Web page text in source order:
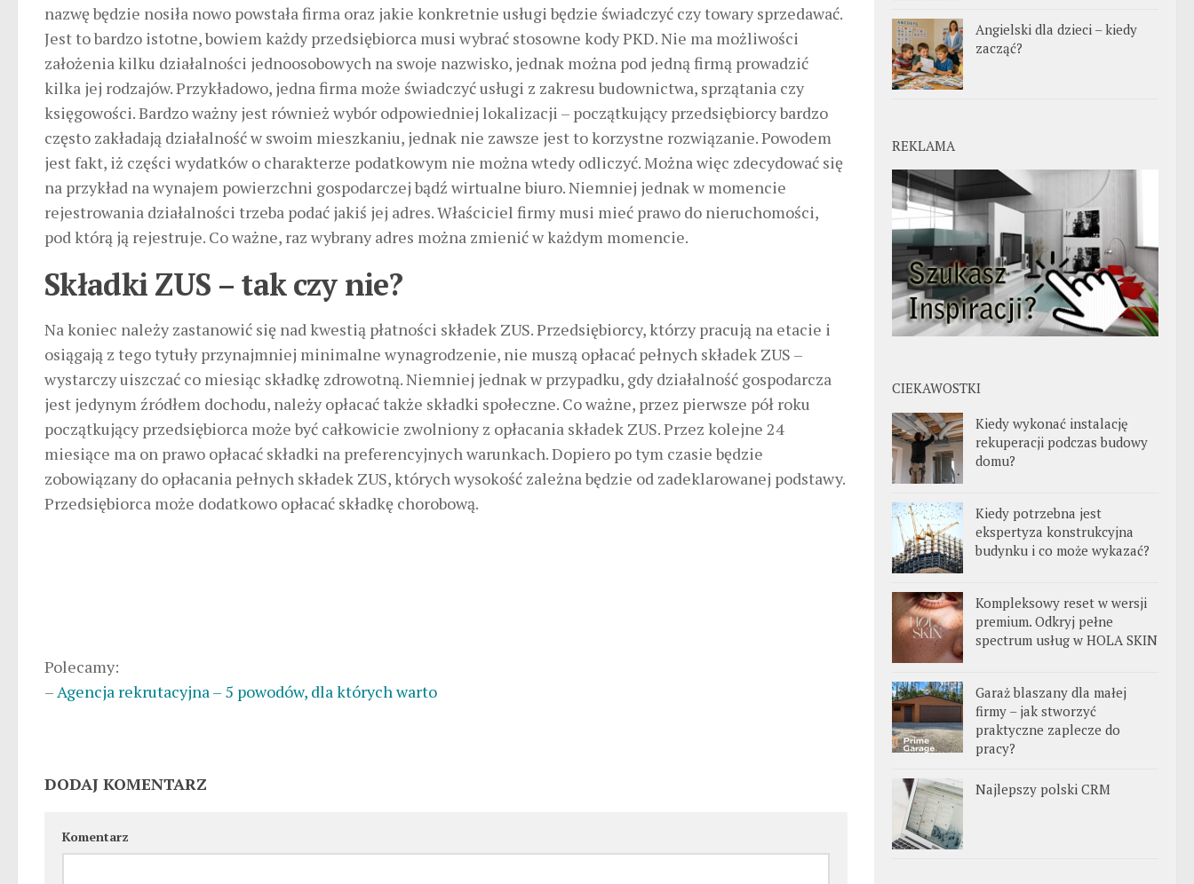
nazwę będzie nosiła nowo powstała firma oraz jakie konkretnie usługi będzie świadczyć czy towary sprzedawać.
Jest to bardzo istotne, bowiem każdy przedsiębiorca musi wybrać stosowne kody PKD. Nie ma możliwości
założenia kilku działalności jednoosobowych na swoje nazwisko, jednak można pod jedną firmą prowadzić
kilka jej rodzajów. Przykładowo, jedna firma może świadczyć usługi z zakresu budownictwa, sprzątania czy
księgowości. Bardzo ważny jest również wybór odpowiedniej lokalizacji – początkujący przedsiębiorcy bardzo
często zakładają działalność w swoim mieszkaniu, jednak nie zawsze jest to korzystne rozwiązanie. Powodem
jest fakt, iż części wydatków o charakterze podatkowym nie można wtedy odliczyć. Można więc zdecydować się
na przykład na wynajem powierzchni gospodarczej bądź wirtualne biuro. Niemniej jednak w momencie
rejestrowania działalności trzeba podać jakiś jej adres. Właściciel firmy musi mieć prawo do nieruchomości,
pod którą ją rejestruje. Co ważne, raz wybrany adres można zmienić w każdym momencie.
Składki ZUS – tak czy nie?
Na koniec należy zastanowić się nad kwestią płatności składek ZUS. Przedsiębiorcy, którzy pracują na etacie i
osiągają z tego tytuły przynajmniej minimalne wynagrodzenie, nie muszą opłacać pełnych składek ZUS –
wystarczy uiszczać co miesiąc składkę zdrowotną. Niemniej jednak w przypadku, gdy działalność gospodarcza
jest jedynym źródłem dochodu, należy opłacać także składki społeczne. Co ważne, przez pierwsze pół roku
początkujący przedsiębiorca może być całkowicie zwolniony z opłacania składek ZUS. Przez kolejne 24
miesiące ma on prawo opłacać składki na preferencyjnych warunkach. Dopiero po tym czasie będzie
zobowiązany do opłacania pełnych składek ZUS, których wysokość zależna będzie od zadeklarowanej podstawy.
Przedsiębiorca może dodatkowo opłacać składkę chorobową.
Polecamy:
–Agencja rekrutacyjna – 5 powodów, dla których warto
DODAJ KOMENTARZ
Komentarz
Angielski dla dzieci – kiedy
zacząć?
REKLAMA
CIEKAWOSTKI
Kiedy wykonać instalację
rekuperacji podczas budowy
domu?
Kiedy potrzebna jest
ekspertyza konstrukcyjna
budynku i co może wykazać?
Kompleksowy reset w wersji
premium. Odkryj pełne
spectrum usług w HOLA SKIN
Garaż blaszany dla małej
firmy – jak stworzyć
praktyczne zaplecze do
pracy?
Najlepszy polski CRM